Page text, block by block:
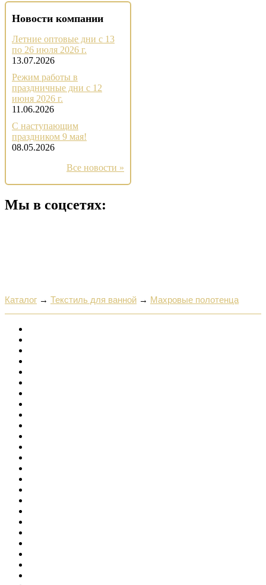
Новости компании
Летние оптовые дни с 13
по 26 июля 2026 г.
13.07.2026
Режим работы в
праздничные дни с 12
июня 2026 г.
11.06.2026
С наступающим
праздником 9 мая!
08.05.2026
Все новости »
Мы в соцсетях:
Каталог → Текстиль для ванной → Махровые полотенца